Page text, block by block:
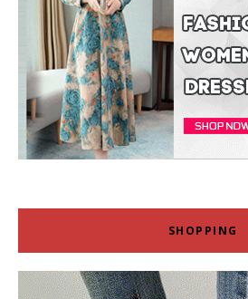
SHOPPING